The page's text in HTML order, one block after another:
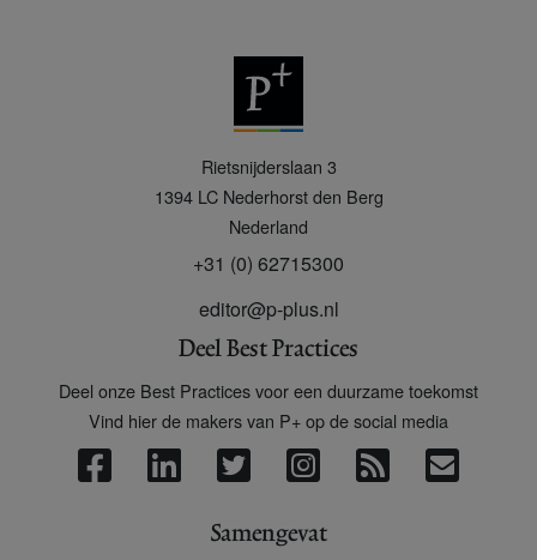
Rietsnijderslaan 3
1394 LC Nederhorst den Berg
Nederland
+31 (0) 62715300
editor@p-plus.nl
Deel Best Practices
Deel onze Best Practices voor een duurzame toekomst
Vind hier de makers van P+ op de social media
Samengevat